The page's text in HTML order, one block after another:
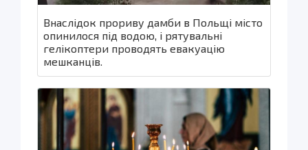
Внаслідок прориву дамби в Польщі місто
опинилося під водою, і рятувальні
гелікоптери проводять евакуацію
мешканців.